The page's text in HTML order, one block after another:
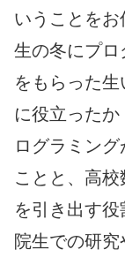
いうことを
生の冬にプ
をもらった
に役立った
ログラミン
ことと、高
を引き出す
院生での研